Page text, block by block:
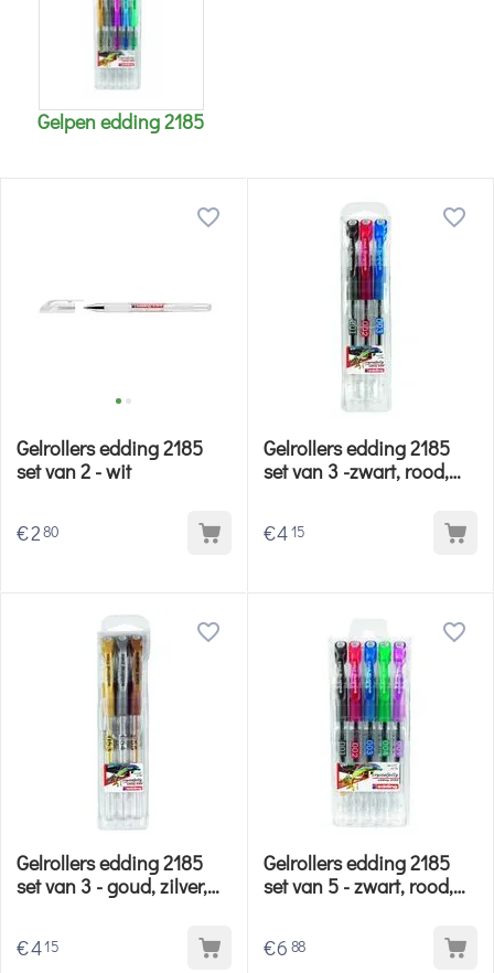
Gelpen edding 2185
Gelrollers edding 2185
set van 2 - wit
€280
Gelrollers edding 2185
set van 3 -zwart, rood,
€415
Gelrollers edding 2185
set van 3 - goud, zilver,
€415
Gelrollers edding 2185
set van 5 - zwart, rood,
€6 88